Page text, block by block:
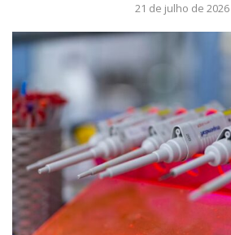
21 de julho de 2026